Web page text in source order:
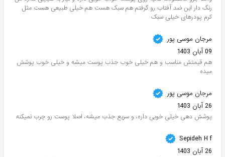
رنگ دار این ضد آفتاب رو گرفتم هم سبک هست هم خیلی طبیعی هست مثل
کرم پودرهای خیلی سبک
مرجان موسی پور
09 آبان 1403
هم قیمتش مناسب و هم خیلی خوب جذب پوست میشه و خیلی خوب پوشش
میده
مرجان موسی پور
26 آبان 1403
پوشش دهی خیلی خوبی داره، و سریع جذب میشه، اصلا پوست رو چرب نمیکنه
Sepideh H f
26 آبان 1403